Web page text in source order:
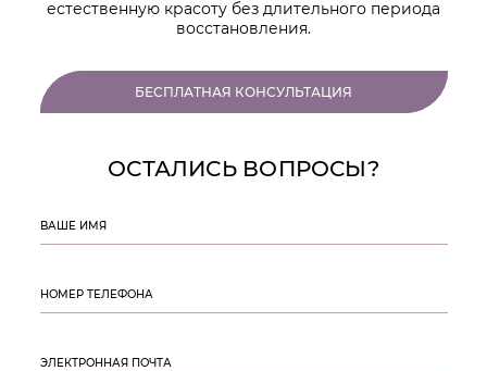
естественную красоту без длительного периода
восстановления.
БЕСПЛАТНАЯ КОНСУЛЬТАЦИЯ
ОСТАЛИСЬ ВОПРОСЫ?
ВАШЕ ИМЯ
НОМЕР ТЕЛЕФОНА
ЭЛЕКТРОННАЯ ПОЧТА